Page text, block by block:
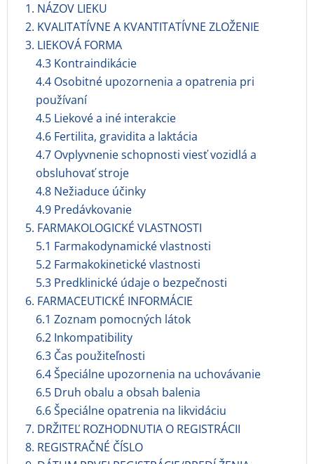
1. NÁZOV LIEKU
2. KVALITATÍVNE A KVANTITATÍVNE ZLOŽENIE
3. LIEKOVÁ FORMA
4.3 Kontraindikácie
4.4 Osobitné upozornenia a opatrenia pri
používaní
4.5 Liekové a iné interakcie
4.6 Fertilita, gravidita a laktácia
4.7 Ovplyvnenie schopnosti viesť vozidlá a
obsluhovať stroje
4.8 Nežiaduce účinky
4.9 Predávkovanie
5. FARMAKOLOGICKÉ VLASTNOSTI
5.1 Farmakodynamické vlastnosti
5.2 Farmakokinetické vlastnosti
5.3 Predklinické údaje o bezpečnosti
6. FARMACEUTICKÉ INFORMÁCIE
6.1 Zoznam pomocných látok
6.2 Inkompatibility
6.3 Čas použiteľnosti
6.4 Špeciálne upozornenia na uchovávanie
6.5 Druh obalu a obsah balenia
6.6 Špeciálne opatrenia na likvidáciu
7. DRŽITEĽ ROZHODNUTIA O REGISTRÁCII
8. REGISTRAČNÉ ČÍSLO